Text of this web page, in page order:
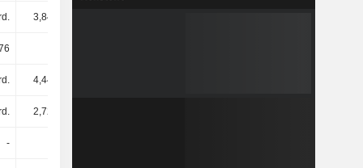
3,84 Mrd.
4,44 Mrd.
2,72 Mrd.
-